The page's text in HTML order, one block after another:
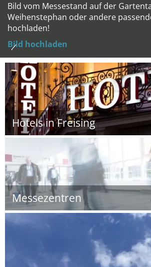
Bild vom Messestand auf der
Weihenstephan oder andere
hochladen!
Bild hochladen
Hotels in Freising
Messezentren